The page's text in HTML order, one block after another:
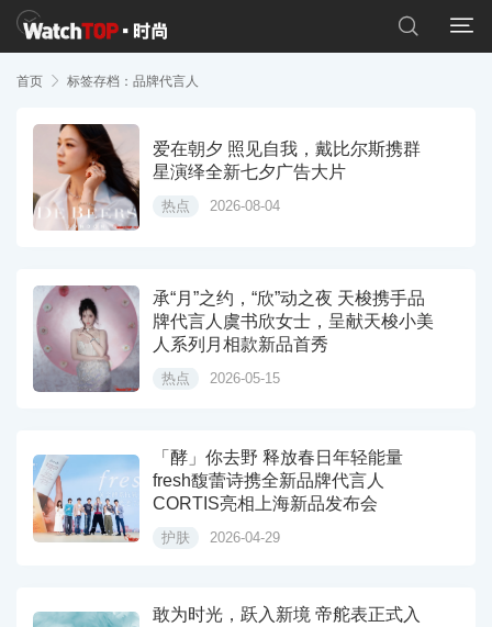


首页  标签存档：品牌代言人
爱在朝夕 照见自我，戴比尔斯携群
星演绎全新七夕广告大片
热点 2026-08-04
承“月”之约，“欣”动之夜 天梭携手品
牌代言人虞书欣女士，呈献天梭小美
人系列月相款新品首秀
热点 2026-05-15
「酵」你去野 释放春日年轻能量
fresh馥蕾诗携全新品牌代言人
CORTIS亮相上海新品发布会
护肤 2026-04-29
敢为时光，跃入新境 帝舵表正式入